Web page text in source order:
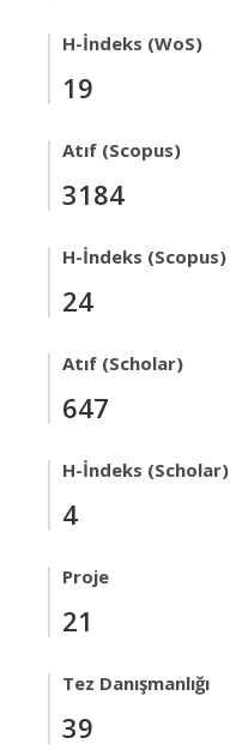
H-İndeks (WoS)
19
Atıf (Scopus)
3184
H-İndeks (Scopus)
24
Atıf (Scholar)
647
H-İndeks (Scholar)
4
Proje
21
Tez Danışmanlığı
39